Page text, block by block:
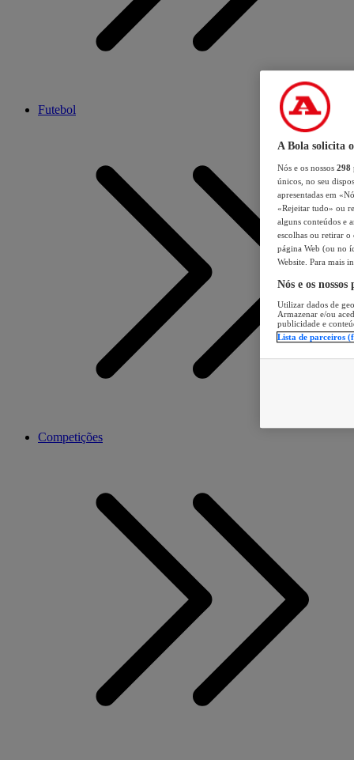
Futebol
Competições
A Bola solicita
Nós e os nossos 298
únicos, no seu
apresentadas em
«Rejeitar tudo» ou
alguns conteúdos e
escolhas ou retirar
página Web (ou no
Website. Para mais
Nós e os
Utilizar dados de
Armazenar e/ou
publicidade e
Lista de parceiros